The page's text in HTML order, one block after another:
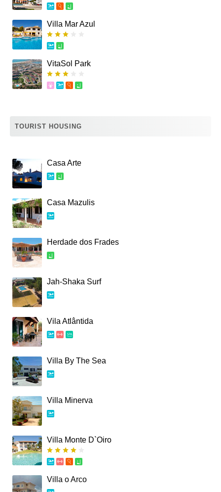
Villa Mar Azul
VitaSol Park
TOURIST HOUSING
Casa Arte
Casa Mazulis
Herdade dos Frades
Jah-Shaka Surf
Vila Atlântida
Villa By The Sea
Villa Minerva
Villa Monte D`Oiro
Villa o Arco